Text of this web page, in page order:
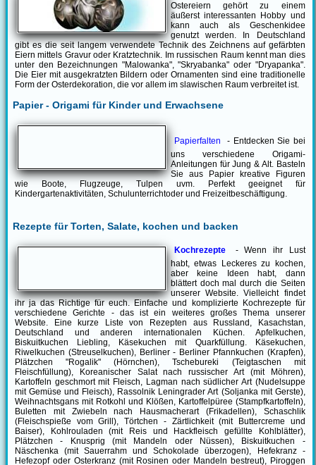
Ostereiern gehört zu einem
äußerst interessanten Hobby und
kann auch als Geschenkidee
genutzt werden. In Deutschland
gibt es die seit langem verwendete Technik des Zeichnens auf gefärbten
Eiern mittels Gravur oder Kratztechnik. Im russischen Raum kennt man dies
unter den Bezeichnungen "Malowanka", "Skryabanka" oder "Dryapanka".
Die Eier mit ausgekratzten Bildern oder Ornamenten sind eine traditionelle
Form der Osterdekoration, die vor allem im slawischen Raum verbreitet ist.
Papier - Origami für Kinder und Erwachsene
Papierfalten
- Entdecken Sie bei
uns verschiedene Origami-
Anleitungen für Jung & Alt. Basteln
Sie aus Papier kreative Figuren
wie Boote, Flugzeuge, Tulpen uvm. Perfekt geeignet für
Kindergartenaktivitäten, Schulunterrichtoder und Freizeitbeschäftigung.
Rezepte für Torten, Salate, kochen und backen
Kochrezepte
- Wenn ihr Lust
habt, etwas Leckeres zu kochen,
aber keine Ideen habt, dann
blättert doch mal durch die Seiten
unserer Website. Vielleicht findet
ihr ja das Richtige für euch. Einfache und komplizierte Kochrezepte für
verschiedene Gerichte - das ist ein weiteres großes Thema unserer
Website. Eine kurze Liste von Rezepten aus Russland, Kasachstan,
Deutschland und anderen internationalen Küchen. Apfelkuchen,
Biskuitkuchen Liebling, Käsekuchen mit Quarkfüllung. Käsekuchen,
Riwelkuchen (Streuselkuchen), Berliner - Berliner Pfannkuchen (Krapfen),
Plätzchen "Rogalik" (Hörnchen), Tschebureki (Teigtaschen mit
Fleischfüllung), Koreanischer Salat nach russischer Art (mit Möhren),
Kartoffeln geschmort mit Fleisch, Lagman nach südlicher Art (Nudelsuppe
mit Gemüse und Fleisch), Rassolnik Leningrader Art (Soljanka mit Gerste),
Weihnachtsgans mit Rotkohl und Klößen, Kartoffelpüree (Stampfkartoffeln),
Buletten mit Zwiebeln nach Hausmacherart (Frikadellen), Schaschlik
(Fleischspieße vom Grill), Törtchen - Zärtlichkeit (mit Buttercreme und
Baiser), Kohlrouladen (mit Reis und Hackfleisch gefüllte Kohlblätter),
Plätzchen - Knusprig (mit Mandeln oder Nüssen), Biskuitkuchen -
Näschenka (mit Sauerrahm und Schokolade überzogen), Hefekranz -
Hefezopf oder Osterkranz (mit Rosinen oder Mandeln bestreut), Piroggen